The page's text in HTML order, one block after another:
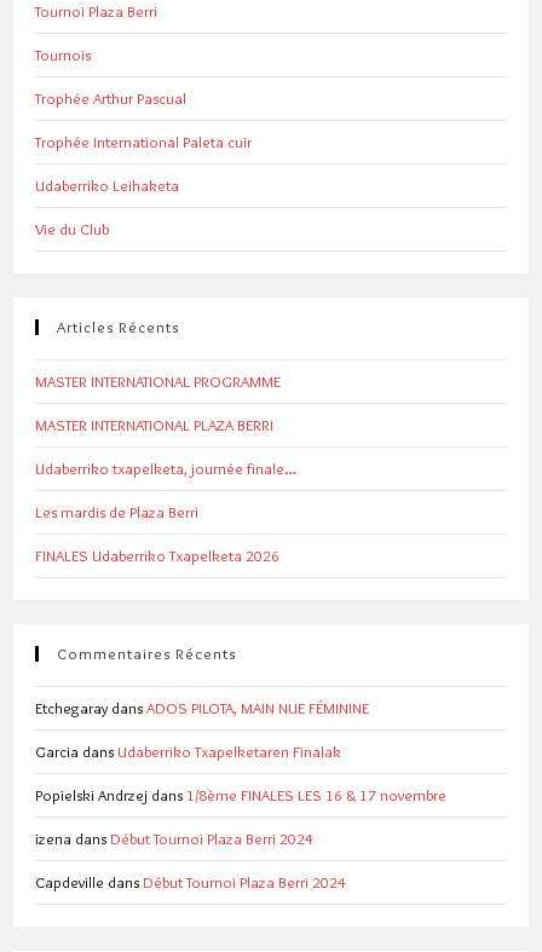
Tournoi Plaza Berri
Tournois
Trophée Arthur Pascual
Trophée International Paleta cuir
Udaberriko Leihaketa
Vie du Club
Articles Récents
MASTER INTERNATIONAL PROGRAMME
MASTER INTERNATIONAL PLAZA BERRI
Udaberriko txapelketa, journée finale…
Les mardis de Plaza Berri
FINALES Udaberriko Txapelketa 2026
Commentaires Récents
Etchegaray dansADOS PILOTA, MAIN NUE FÉMININE
Garcia dans Udaberriko Txapelketaren Finalak
Popielski Andrzej dans 1/8ème FINALES LES 16 & 17 novembre
izena dans Début Tournoi Plaza Berri 2024
Capdeville dans Début Tournoi Plaza Berri 2024